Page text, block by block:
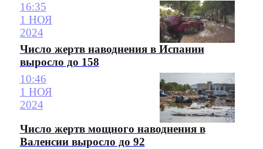
16:35
1 НОЯ
2024
Число жертв наводнения в Испании
выросло до 158
10:46
1 НОЯ
2024
Число жертв мощного наводнения в
Валенсии выросло до 92